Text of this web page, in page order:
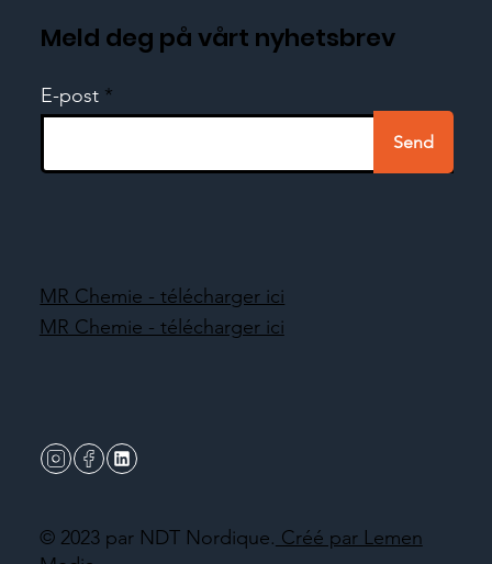
Meld deg på vårt nyhetsbrev
E-post
Send
© 2023 par NDT Nordique. Créé par Lemen
MR Chemie - télécharger ici
MR Chemie - télécharger ici